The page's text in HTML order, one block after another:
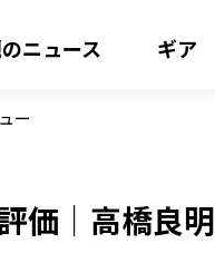
ニュース ギア
ー
価｜高橋良明